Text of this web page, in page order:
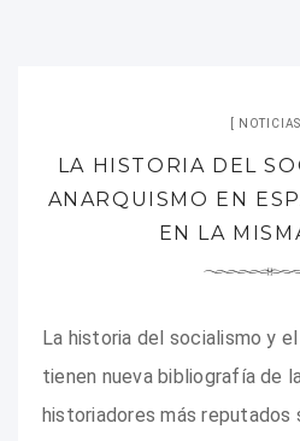
NOTICIAS
LA HISTORIA DEL
ANARQUISMO EN
EN LA
La historia del socialismo y
tienen nueva bibliografía de
historiadores más reputados